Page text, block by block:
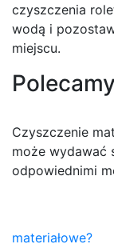
czyszczenia
wodą i
miejscu.
Polecamy
Czyszczenie
może wydawać
odpowiednimi
materiałowe?